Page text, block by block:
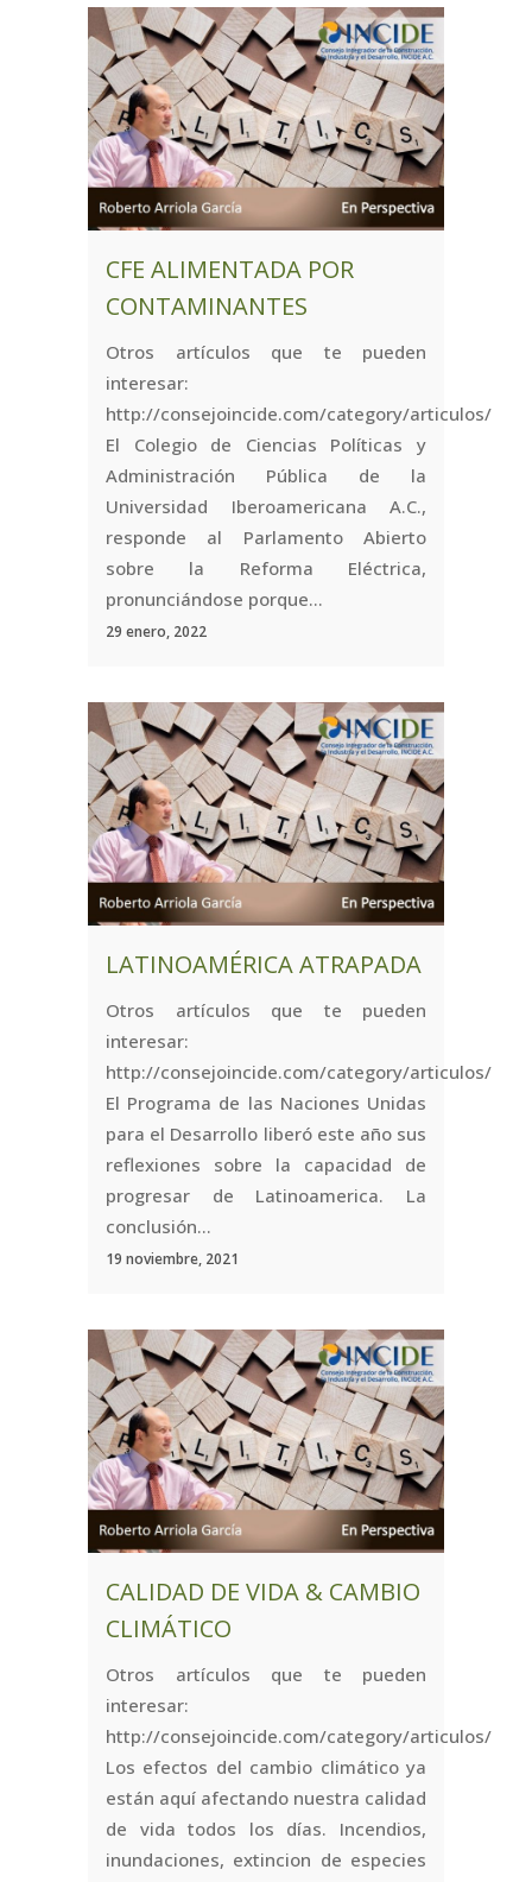
CFE ALIMENTADA POR
CONTAMINANTES
Otros artículos que te pueden
interesar:
http://consejoincide.com/category/articulos/
El Colegio de Ciencias Políticas y
Administración Pública de la
Universidad Iberoamericana A.C.,
responde al Parlamento Abierto
sobre la Reforma Eléctrica,
pronunciándose porque...
29 enero, 2022
LATINOAMÉRICA ATRAPADA
Otros artículos que te pueden
interesar:
http://consejoincide.com/category/articulos/
El Programa de las Naciones Unidas
para el Desarrollo liberó este año sus
reflexiones sobre la capacidad de
progresar de Latinoamerica. La
conclusión...
19 noviembre, 2021
CALIDAD DE VIDA & CAMBIO
CLIMÁTICO
Otros artículos que te pueden
interesar:
http://consejoincide.com/category/articulos/
Los efectos del cambio climático ya
están aquí afectando nuestra calidad
de vida todos los días. Incendios,
inundaciones, extincion de especies